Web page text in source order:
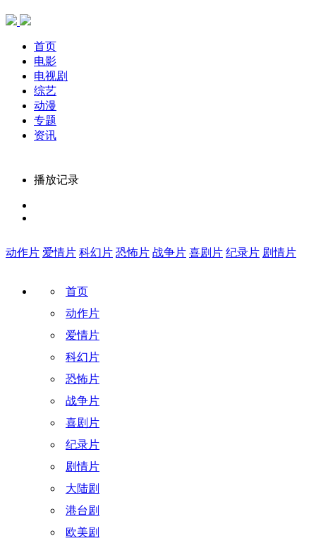
首页
电影
电视剧
综艺
动漫
专题
资讯
播放记录
动作片 爱情片 科幻片 恐怖片 战争片 喜剧片 纪录片 剧情片
首页
动作片
爱情片
科幻片
恐怖片
战争片
喜剧片
纪录片
剧情片
大陆剧
港台剧
欧美剧